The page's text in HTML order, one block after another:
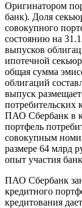
Оригинатором
банк). Доля
совокупного
состоянию на
выпусков
ипотечной
общая сумма
облигаций
выпуск
потребительских
ПАО Сбербанк в
портфель
совокупным
размере 64 млрд
опыт участия
ПАО Сбербанк
кредитного
кредитования